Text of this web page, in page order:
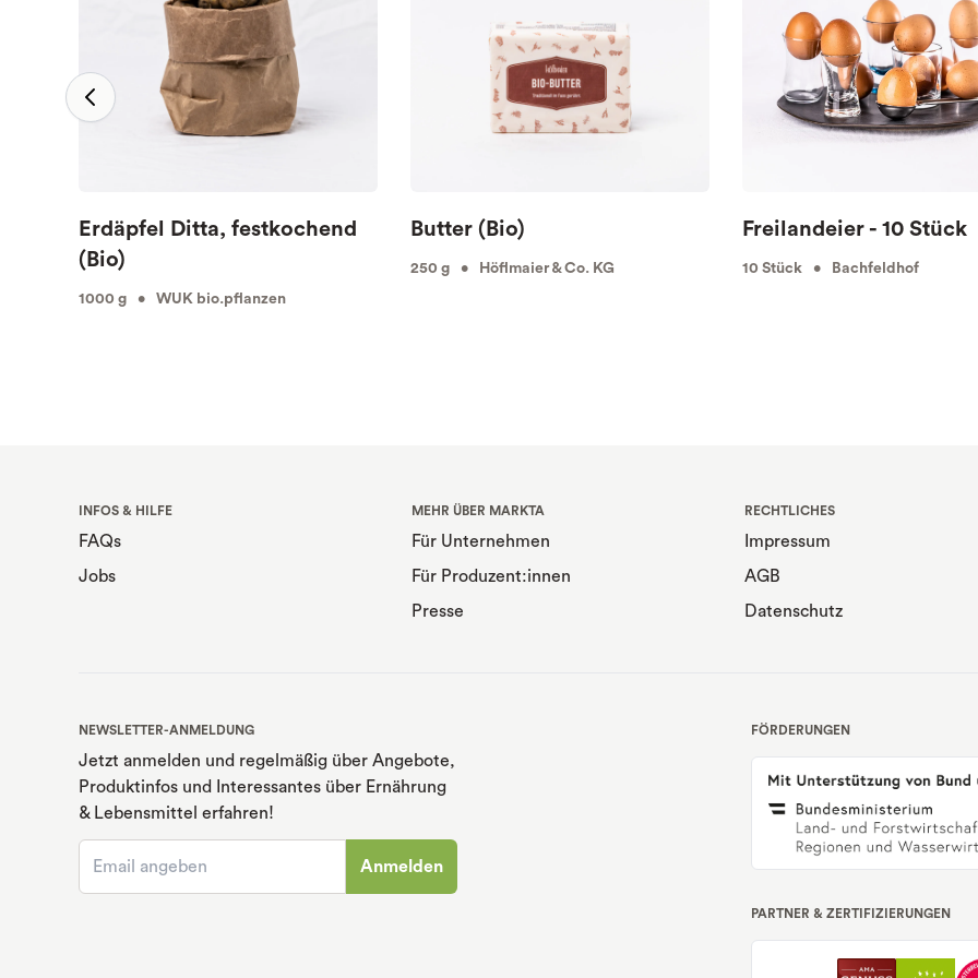
Erdäpfel Ditta, festkochend
(Bio)
1000 g • WUK bio.pflanzen
Butter (Bio)
250 g • Höflmaier & Co. KG
Freilandeier - 10 Stück
10 Stück • Bachfeldhof
INFOS & HILFE
FAQs
Jobs
MEHR ÜBER MARKTA
Für Unternehmen
Für Produzent:innen
Presse
RECHTLICHES
Impressum
AGB
Datenschutz
NEWSLETTER-ANMELDUNG
Jetzt anmelden und regelmäßig über Angebote,
Produktinfos und Interessantes über Ernährung
& Lebensmittel erfahren!
Anmelden
FÖRDERUNGEN
PARTNER & ZERTIFIZIERUNGEN